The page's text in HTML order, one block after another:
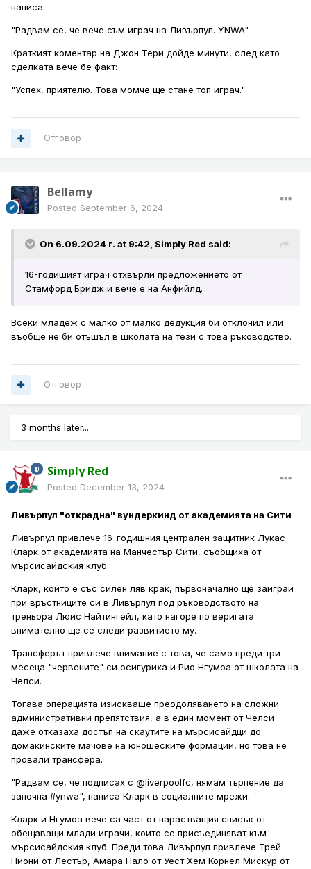
написа:
"Радвам се, че вече съм играч на Ливърпул. YNWA"
Краткият коментар на Джон Тери дойде минути, след като
сделката вече бе факт:
"Успех, приятелю. Това момче ще стане топ играч."
Отговор
Bellamy
Posted September 6, 2024
On 6.09.2024 г. at 9:42, Simply Red said:
16-годишият играч отхвърли предложението от
Стамфорд Бридж и вече е на Анфийлд.
Всеки младеж с малко от малко дедукция би отклонил или
въобще не би отъшъл в школата на тези с това ръководство.
Отговор
3 months later...
Simply Red
Posted December 13, 2024
Ливърпул "открадна" вундеркинд от академията на Сити
Ливърпул привлече 16-годишния централен защитник Лукас
Кларк от академията на Манчестър Сити, съобщиха от
мърсисайдския клуб.
Кларк, който е със силен ляв крак, първоначално ще заиграи
при връстниците си в Ливърпул под ръководството на
треньора Люис Найтингейл, като нагоре по веригата
внимателно ще се следи развитието му.
Трансферът привлече внимание с това, че само преди три
месеца "червените" си осигуриха и Рио Нгумоа от школата на
Челси.
Тогава операцията изискваше преодоляването на сложни
административни препятствия, а в един момент от Челси
даже отказаха достъп на скаутите на мърсисайдци до
домакинските мачове на юношеските формации, но това не
провали трансфера.
"Радвам се, че подписах с @liverpoolfc, нямам търпение да
започна #ynwa", написа Кларк в социалните мрежи.
Кларк и Нгумоа вече са част от нарастващия списък от
обещаващи млади играчи, които се присъединяват към
мърсисайдския клуб. Преди това Ливърпул привлече Трей
Ниони от Лестър, Амара Нало от Уест Хем Корнел Мискур от